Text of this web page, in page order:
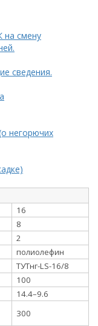
на смену
сведения.
негорючих
16
8
2
полиолефин
ТУТнг-LS-16/8
100
14.4–9.6
300